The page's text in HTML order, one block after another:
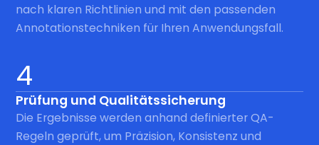
nach klaren Richtlinien und mit den passenden
Annotationstechniken für Ihren Anwendungsfall.
4
Prüfung und Qualitätssicherung
Die Ergebnisse werden anhand definierter QA-
Regeln geprüft, um Präzision, Konsistenz und